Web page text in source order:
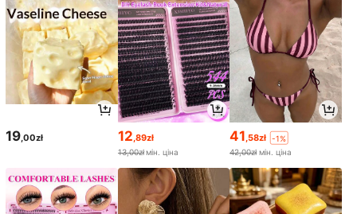
19 ,00zł 12 ,89zł
13,00złмін. ціна
41 ,58zł
-1%
42,00zł мін. ціна